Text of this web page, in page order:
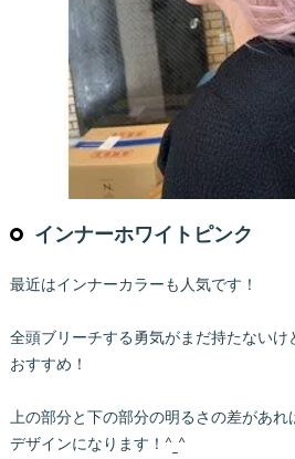
インナーホワイトピンク
最近はインナーカラーも人気です！
全頭ブリーチする勇気がまだ持たない
おすすめ！
上の部分と下の部分の明るさの差があ
デザインになります！^_^